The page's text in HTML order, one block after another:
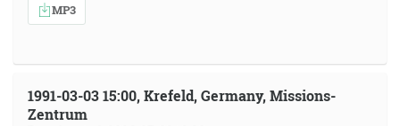
MP3
1991-03-03 15:00, Krefeld, Germany, Missions-
Zentrum